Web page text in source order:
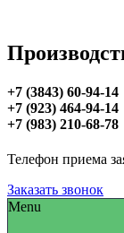
+7 (3843) 60-94-14
+7 (923) 464-94-14
+7 (983) 210-68-78
Телефон приема
Заказать звонок
Menu